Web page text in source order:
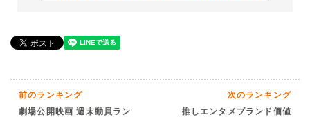
前のランキング
劇場公開映画 週末動員ラン
次のランキング
推しエンタメブランド価値